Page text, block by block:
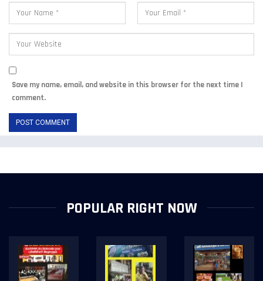
Save my name, email, and website in this browser for the next time I
comment.
POPULAR RIGHT NOW